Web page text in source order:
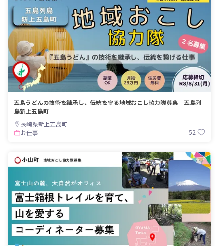
五島うどんの技術を継承し、伝統を守る地域おこし協力隊募集｜五島列
島新上五島町
長崎県新上五島町
お仕事
52